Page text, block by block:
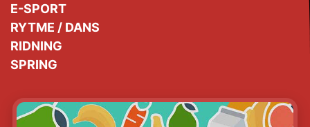
E-SPORT
RYTME / DANS
RIDNING
SPRING